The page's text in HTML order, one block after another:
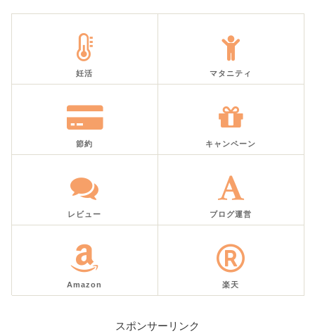
妊活 マタニティ
節約 キャンペーン
レビュー ブログ運営
Amazon 楽天
スポンサーリンク